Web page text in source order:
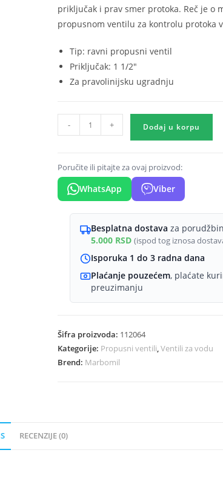
priključak i prav smer protoka. Reč je o
propusnom ventilu za kontrolu protoka
Tip: ravni propusni ventil
Priključak: 1 1/2"
Za pravolinijsku ugradnju
Propusni
ventil
-
količina
- + Dodaj u korpu
Poručite ili pitajte za ovaj proizvod:
WhatsApp Viber
Besplatna dostava za
5.000 RSD (ispod tog iznosa
Isporuka 1 do 3 radna dana
Plaćanje pouzećem, plaćate
preuzimanju
Šifra proizvoda: 112064
Kategorije: Propusni ventili,Ventili za vodu
Brend: Marbomil
RECENZIJE (0)